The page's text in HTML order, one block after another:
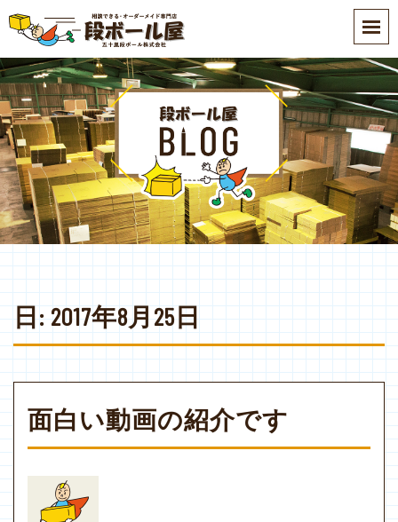
p
t
o
m
a
i
n
c
o
n
e
n
t
日:2017年8月25日
面白い動画の紹介です